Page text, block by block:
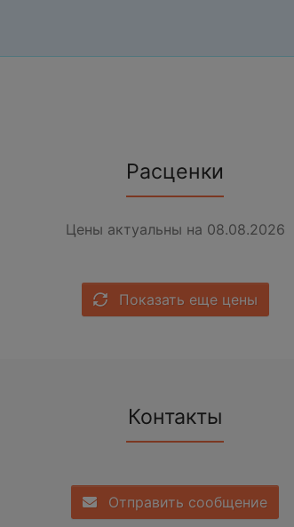
Расценки
Цены актуальны на 08.08.2026
Показать еще цены
Контакты
Отправить сообщение